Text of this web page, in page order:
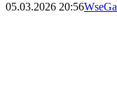
05.03.2026 20:56WseGa